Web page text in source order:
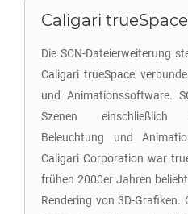
Caligari
Die SCN-Dateierweiterung
Caligari trueSpace
und Animationssoftware.
Szenen einschließlich
Beleuchtung und
Caligari Corporation war
frühen 2000er Jahren
Rendering von 3D-